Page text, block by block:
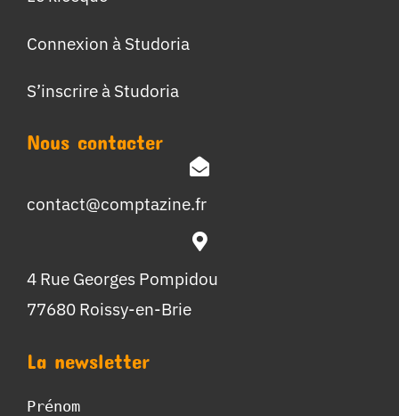
Connexion à Studoria
S’inscrire à Studoria
Nous contacter
contact@comptazine.fr
4 Rue Georges Pompidou
77680 Roissy-en-Brie
La newsletter
Prénom